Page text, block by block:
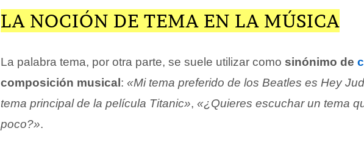
LA NOCIÓN DE TEMA EN LA MÚSICA
La palabra tema, por otra parte, se suele utilizar como sinónimo de
composición musical : «Mi tema preferido de los Beatles es Hey
tema principal de la película Titanic», «¿Quieres escuchar un tema
poco?».